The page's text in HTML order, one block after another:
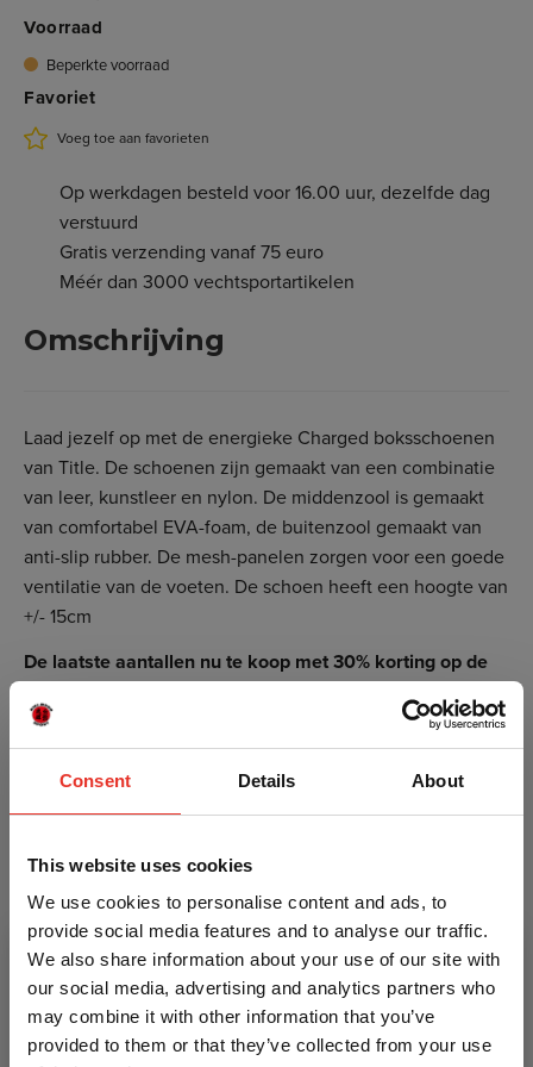
Consent Details About
This website uses cookies
We use cookies to personalise content and ads, to
provide social media features and to analyse our traffic.
We also share information about your use of our site with
our social media, advertising and analytics partners who
may combine it with other information that you’ve
provided to them or that they’ve collected from your use
Voorraad
Beperkte voorraad
Favoriet
Voeg toe aan favorieten
Op werkdagen besteld voor 16.00 uur, dezelfde dag
verstuurd
Gratis verzending vanaf 75 euro
Méér dan 3000 vechtsportartikelen
Omschrijving
Laad jezelf op met de energieke Charged boksschoenen
van Title. De schoenen zijn gemaakt van een combinatie
van leer, kunstleer en nylon. De middenzool is gemaakt
van comfortabel EVA-foam, de buitenzool gemaakt van
anti-slip rubber. De mesh-panelen zorgen voor een goede
ventilatie van de voeten. De schoen heeft een hoogte van
+/- 15cm
De laatste aantallen nu te koop met 30% korting op de
verkoopprijs! OP=OP
Voor wie zijn de Title Charged Boksschoenen
Zwart/Rood geschikt?
De schoenen zijn geschikt voor zowel de beginnende
bokser als er ervaren professional.
Voordelen van de Title Charged Boksschoenen
Gemaakt van leer
Kleur: zwart/rood
Goede ventilatie
Anti slip laag